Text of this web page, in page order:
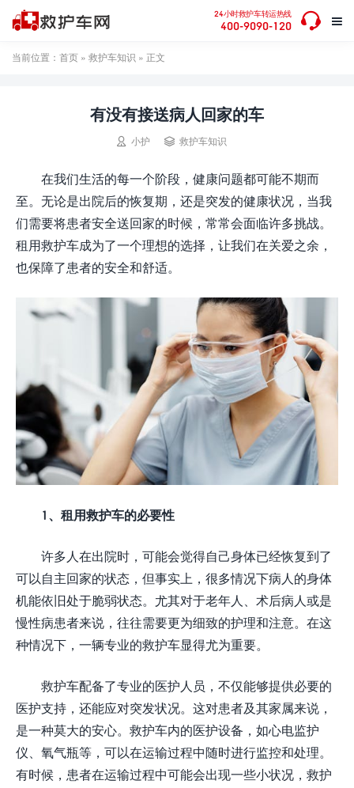

24小时救护车转运热线
400-9090-120 
当前位置： 首页 » 救护车知识 » 正文
有没有接送病人回家的车
 小护  救护车知识
在我们生活的每一个阶段，健康问题都可能不期而
至。无论是出院后的恢复期，还是突发的健康状况，当我
们需要将患者安全送回家的时候，常常会面临许多挑战。
租用救护车成为了一个理想的选择，让我们在关爱之余，
也保障了患者的安全和舒适。
1、租用救护车的必要性
许多人在出院时，可能会觉得自己身体已经恢复到了
可以自主回家的状态，但事实上，很多情况下病人的身体
机能依旧处于脆弱状态。尤其对于老年人、术后病人或是
慢性病患者来说，往往需要更为细致的护理和注意。在这
种情况下，一辆专业的救护车显得尤为重要。
救护车配备了专业的医护人员，不仅能够提供必要的
医护支持，还能应对突发状况。这对患者及其家属来说，
是一种莫大的安心。救护车内的医护设备，如心电监护
仪、氧气瓶等，可以在运输过程中随时进行监控和处理。
有时候，患者在运输过程中可能会出现一些小状况，救护